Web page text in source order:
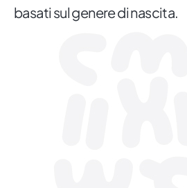
basati sul genere di nascita.